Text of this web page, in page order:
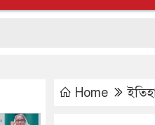
Home